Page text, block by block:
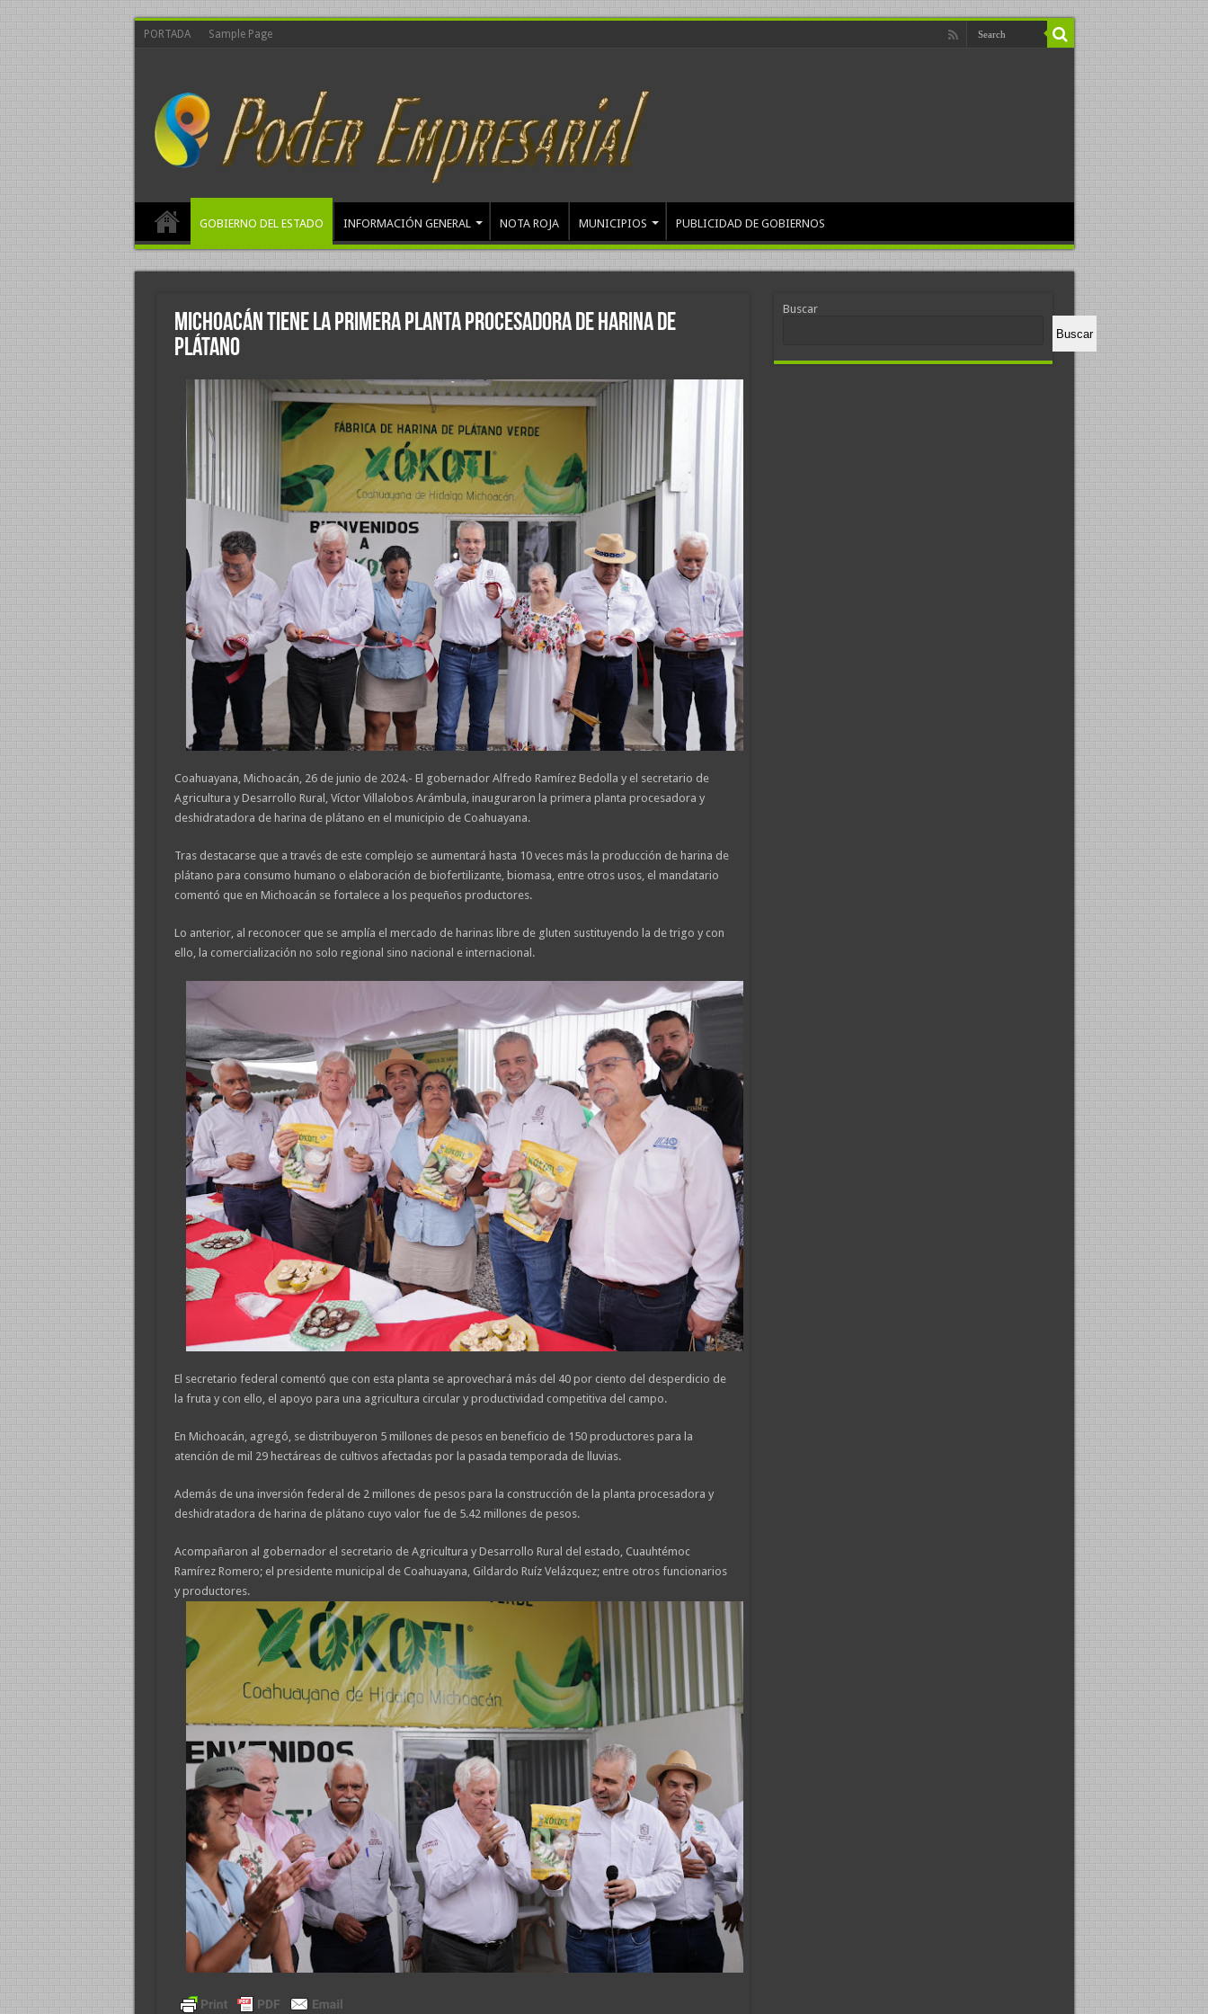
PORTADA Sample Page
GOBIERNO DEL ESTADO INFORMACIÓN GENERAL NOTA ROJA MUNICIPIOS PUBLICIDAD DE GOBIERNOS
Michoacán tiene la primera planta procesadora de harina de
plátano
Coahuayana, Michoacán, 26 de junio de 2024.- El gobernador Alfredo Ramírez Bedolla y el secretario de
Agricultura y Desarrollo Rural, Víctor Villalobos Arámbula, inauguraron la primera planta procesadora y
deshidratadora de harina de plátano en el municipio de Coahuayana.
Tras destacarse que a través de este complejo se aumentará hasta 10 veces más la producción de harina de
plátano para consumo humano o elaboración de biofertilizante, biomasa, entre otros usos, el mandatario
comentó que en Michoacán se fortalece a los pequeños productores.
Lo anterior, al reconocer que se amplía el mercado de harinas libre de gluten sustituyendo la de trigo y con
ello, la comercialización no solo regional sino nacional e internacional.
El secretario federal comentó que con esta planta se aprovechará más del 40 por ciento del desperdicio de
la fruta y con ello, el apoyo para una agricultura circular y productividad competitiva del campo.
En Michoacán, agregó, se distribuyeron 5 millones de pesos en beneficio de 150 productores para la
atención de mil 29 hectáreas de cultivos afectadas por la pasada temporada de lluvias.
Además de una inversión federal de 2 millones de pesos para la construcción de la planta procesadora y
deshidratadora de harina de plátano cuyo valor fue de 5.42 millones de pesos.
Acompañaron al gobernador el secretario de Agricultura y Desarrollo Rural del estado, Cuauhtémoc
Ramírez Romero; el presidente municipal de Coahuayana, Gildardo Ruíz Velázquez; entre otros funcionarios
y productores.
Buscar
Buscar